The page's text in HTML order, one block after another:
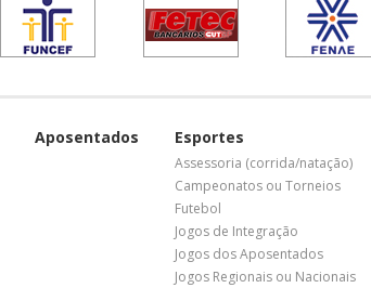
Aposentados Esportes
Assessoria (corrida/natação)
Campeonatos ou Torneios
Futebol
Jogos de Integração
Jogos dos Aposentados
Jogos Regionais ou Nacionais